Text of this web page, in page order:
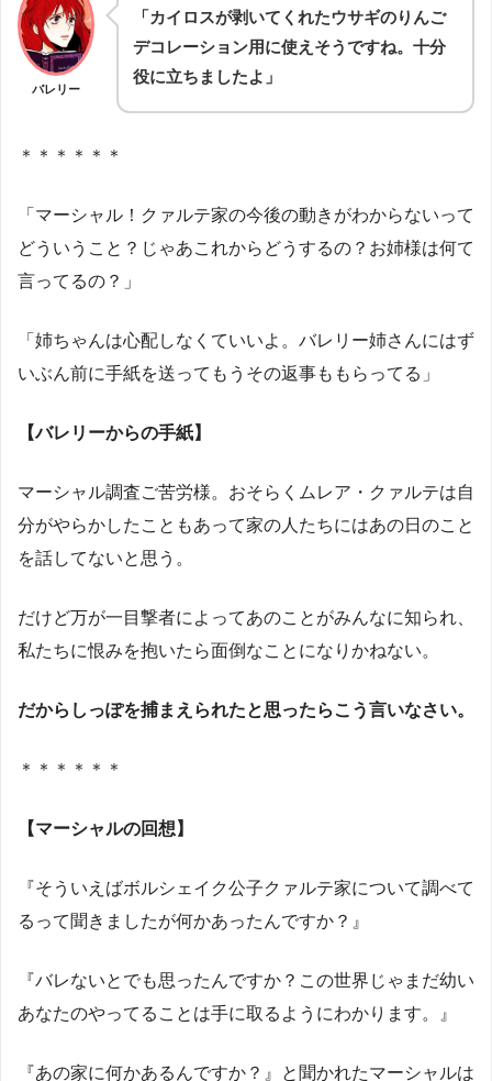
バレリー
「カイロスが剥いてくれたウサギのりんご
デコレーション用に使えそうですね。十分
役に立ちましたよ」
＊＊＊＊＊＊
「マーシャル！クァルテ家の今後の動きがわからないって
どういうこと？じゃあこれからどうするの？お姉様は何て
言ってるの？」
「姉ちゃんは心配しなくていいよ。バレリー姉さんにはず
いぶん前に手紙を送ってもうその返事ももらってる」
【バレリーからの手紙】
マーシャル調査ご苦労様。おそらくムレア・クァルテは自
分がやらかしたこともあって家の人たちにはあの日のこと
を話してないと思う。
だけど万が一目撃者によってあのことがみんなに知られ、
私たちに恨みを抱いたら面倒なことになりかねない。
だからしっぽを捕まえられたと思ったらこう言いなさい。
＊＊＊＊＊＊
【マーシャルの回想】
『そういえばボルシェイク公子クァルテ家について調べて
るって聞きましたが何かあったんですか？』
『バレないとでも思ったんですか？この世界じゃまだ幼い
あなたのやってることは手に取るようにわかります。』
『あの家に何かあるんですか？』と聞かれたマーシャルは